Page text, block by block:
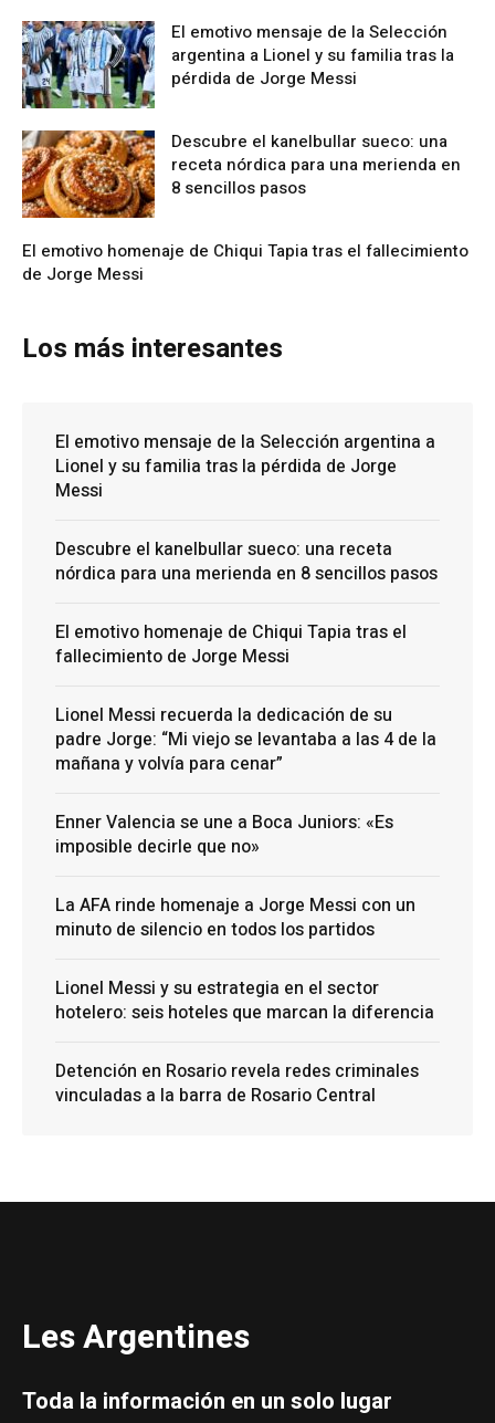
El emotivo mensaje de la Selección
argentina a Lionel y su familia tras la
pérdida de Jorge Messi
Descubre el kanelbullar sueco: una
receta nórdica para una merienda en
8 sencillos pasos
El emotivo homenaje de Chiqui Tapia tras el fallecimiento
de Jorge Messi
Los más interesantes
El emotivo mensaje de la Selección argentina a
Lionel y su familia tras la pérdida de Jorge
Messi
Descubre el kanelbullar sueco: una receta
nórdica para una merienda en 8 sencillos pasos
El emotivo homenaje de Chiqui Tapia tras el
fallecimiento de Jorge Messi
Lionel Messi recuerda la dedicación de su
padre Jorge: “Mi viejo se levantaba a las 4 de la
mañana y volvía para cenar”
Enner Valencia se une a Boca Juniors: «Es
imposible decirle que no»
La AFA rinde homenaje a Jorge Messi con un
minuto de silencio en todos los partidos
Lionel Messi y su estrategia en el sector
hotelero: seis hoteles que marcan la diferencia
Detención en Rosario revela redes criminales
vinculadas a la barra de Rosario Central
Les Argentines
Toda la información en un solo lugar